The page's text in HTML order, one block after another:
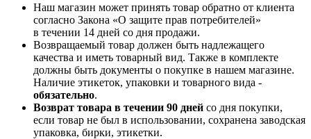
Наш магазин может принять товар обратно от клиента
согласно Закона «О защите прав потребителей»
в течении 14 дней со дня продажи.
Возвращаемый товар должен быть надлежащего
качества и иметь товарный вид. Также в комплекте
должны быть документы о покупке в нашем магазине.
Наличие этикеток, упаковки и товарного вида -
обязательно.
Возврат товара в течении 90 дней со дня покупки,
если товар не был в использовании, сохранена заводская
упаковка, бирки, этикетки.